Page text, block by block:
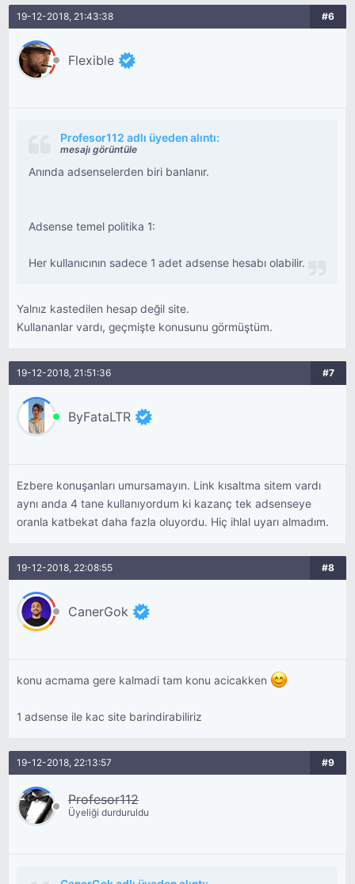
19-12-2018, 21:43:38 #6
Flexible
Profesor112 adlı üyeden alıntı:
mesajı görüntüle
Anında adsenselerden biri banlanır.
Adsense temel politika 1:
Her kullanıcının sadece 1 adet adsense hesabı olabilir.
Yalnız kastedilen hesap değil site.
Kullananlar vardı, geçmişte konusunu görmüştüm.
19-12-2018, 21:51:36 #7
ByFataLTR
Ezbere konuşanları umursamayın. Link kısaltma sitem vardı
aynı anda 4 tane kullanıyordum ki kazanç tek adsenseye
oranla katbekat daha fazla oluyordu. Hiç ihlal uyarı almadım.
19-12-2018, 22:08:55 #8
CanerGok
konu acmama gere kalmadi tam konu acicakken
1 adsense ile kac site barindirabiliriz
19-12-2018, 22:13:57 #9
Profesor112
Üyeliği durduruldu